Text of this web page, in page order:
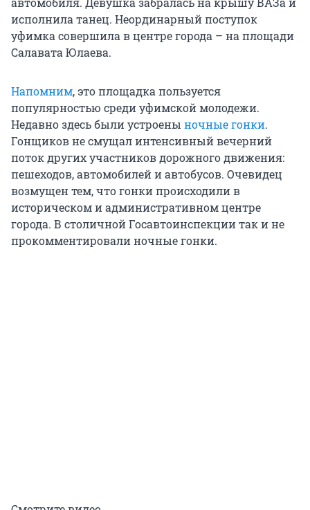
исполнила танец. Неординарный поступок
уфимка совершила в центре города – на площади
Салавата Юлаева.
Напомним, это площадка пользуется
популярностью среди уфимской молодежи.
Недавно здесь были устроены ночные гонки.
Гонщиков не смущал интенсивный вечерний
поток других участников дорожного движения:
пешеходов, автомобилей и автобусов. Очевидец
возмущен тем, что гонки происходили в
историческом и административном центре
города. В столичной Госавтоинспекции так и не
прокомментировали ночные гонки.